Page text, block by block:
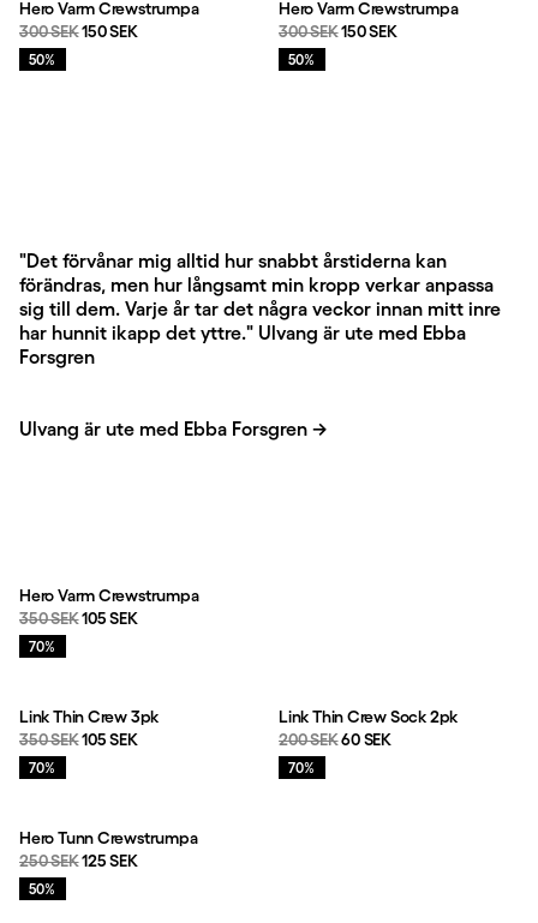
Hero Varm Crewstrumpa
Originalpris:
300 SEKReapris:
150 SEK
Rea:
50%
Hero Varm Crewstrumpa
Originalpris:
300 SEKReapris:
150 SEK
Rea:
50%
"Det förvånar mig alltid hur snabbt årstiderna kan
förändras, men hur långsamt min kropp verkar anpassa
sig till dem. Varje år tar det några veckor innan mitt inre
har hunnit ikapp det yttre." Ulvang är ute med Ebba
Forsgren
Ulvang är ute med Ebba Forsgren →
Hero Varm Crewstrumpa
Originalpris:
350 SEKReapris:
105 SEK
Rea:
70%
Link Thin Crew 3pk
Originalpris:
350 SEKReapris:
105 SEK
Rea:
70%
Link Thin Crew Sock 2pk
Originalpris:
200 SEKReapris
60 SEK
Rea:
70%
Hero Tunn Crewstrumpa
Originalpris:
250 SEKReapris:
125 SEK
Rea:
50%